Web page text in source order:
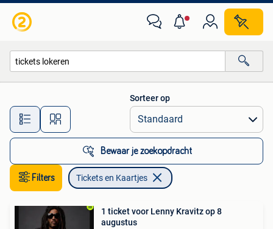
Alle afstanden…
Sorteer op
Bewaar je zoekopdracht
Filters Tickets en Kaartjes
1 ticket voor Lenny Kravitz op 8
augustus